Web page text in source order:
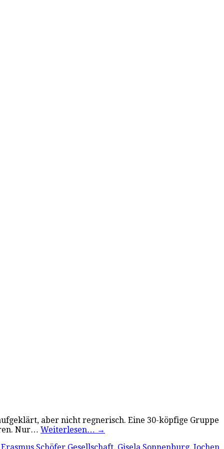
aber nicht regnerisch. Eine 30-köpfige Gruppe
Nur… Weiterlesen… →